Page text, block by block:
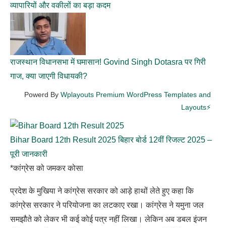
व्यापारियों और वकीलों का बड़ा कदम
राजस्थान विधानसभा में घमासान! Govind Singh Dotasra पर गिरी
गाज, क्या जाएगी विधायकी?
Powerd By Wplayouts Premium WordPress Templates and
Layouts⚡
Bihar Board 12th Result 2025 बिहार बोर्ड 12वीं रिजल्ट 2025 –
पूरी जानकारी
*कांग्रेस को जमकर कोसा
प्रदेश के मुखिया ने कांग्रेस सरकार को आड़े हाथों लेते हुए कहा कि
कांग्रेस सरकार ने परियोजना का लटकाए रखा। कांग्रेस ने यमुना जल
समझौते को लेकर भी कई कोई पत्र नहीं लिखा। लेकिन अब डबल इंजन